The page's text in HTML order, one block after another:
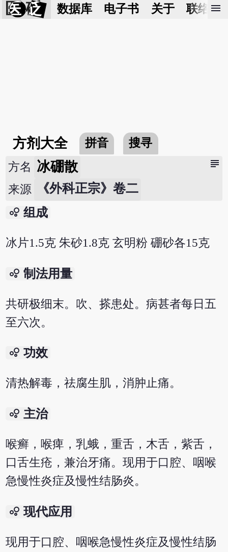
医 砭 数据库 电子书 关于 联络我
menu
方剂大全 拼音 搜寻
subject
方名 冰硼散
来源 《外科正宗》卷二
bubble_chart 组成
冰片1.5克 朱砂1.8克 玄明粉 硼砂各15克
bubble_chart 制法用量
共研极细末。吹、搽患处。病甚者每日五
至六次。
bubble_chart 功效
清热解毒，祛腐生肌，消肿止痛。
bubble_chart 主治
喉癣，喉痺，乳蛾，重舌，木舌，紫舌，
口舌生疮，兼治牙痛。现用于口腔、咽喉
急慢性炎症及慢性结肠炎。
bubble_chart 现代应用
现用于口腔、咽喉急慢性炎症及慢性结肠